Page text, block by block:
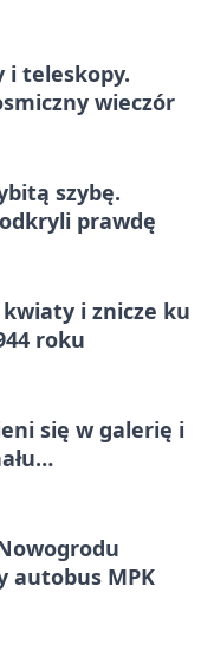
i teleskopy.
wieczór
szybę.
prawdę
kwiaty i znicze ku
roku
się w galerię i
autobus MPK